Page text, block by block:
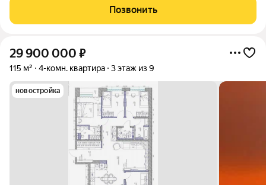
спальни, кухня-гостиная, гардеробная, множество мест
хранения. Рядом новый детский сад,
Позвонить
29 900 000 ₽
115 м² 4-комн. квартира 3 этаж из 9
новостройка